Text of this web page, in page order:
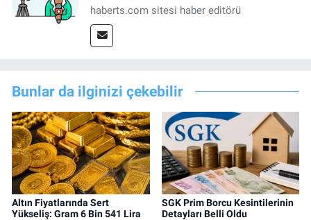
haberts.com sitesi haber editörü
Bunlar da ilginizi çekebilir
Altın Fiyatlarında Sert
Yükseliş: Gram 6 Bin 541 Lira
SGK Prim Borcu Kesintilerinin
Detayları Belli Oldu